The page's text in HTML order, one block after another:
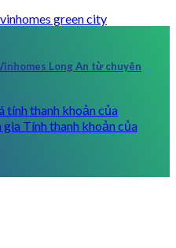
Long An từ chuyên
tính thanh khoản của
Tính thanh khoản của